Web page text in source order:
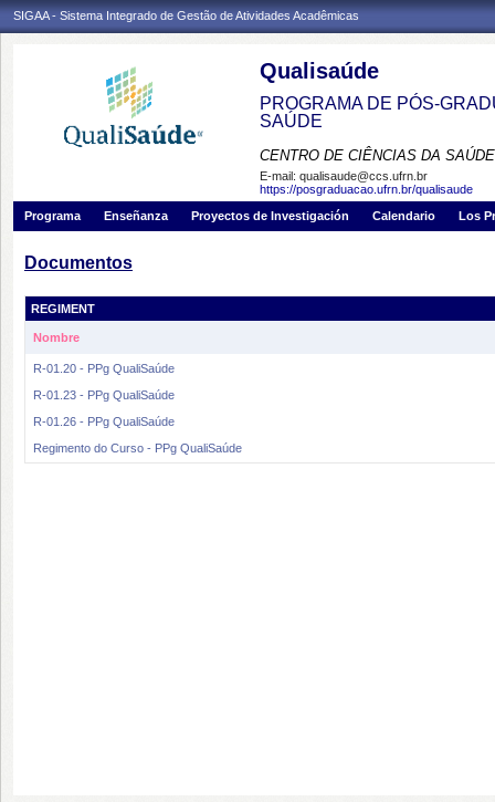
SIGAA - Sistema Integrado de Gestão de Atividades Acadêmicas
Qualisaúde
PROGRAMA DE PÓS-
SAÚDE
CENTRO DE CIÊNCIAS DA SAÚDE
E-mail: qualisaude@ccs.ufrn.br
https://posgraduacao.ufrn.br/qualisaude
Programa
Enseñanza Proyectos de Investigación Calendario Los
Documentos
REGIMENT
Nombre
R-01.20 - PPg QualiSaúde
R-01.23 - PPg QualiSaúde
R-01.26 - PPg QualiSaúde
Regimento do Curso - PPg QualiSaúde